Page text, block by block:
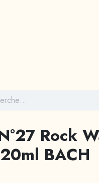
Rock
BACH